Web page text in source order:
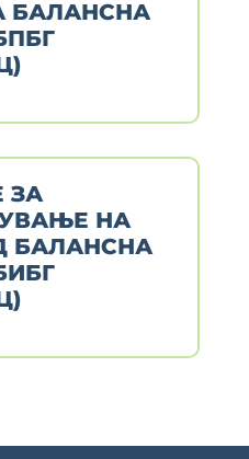
БАЛАНСНА
ЗА
НА
БАЛАНСНА